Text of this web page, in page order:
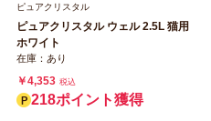
ピュアクリスタル
ピュアクリスタル ウェル 2.5L 猫用
ホワイト
在庫：あり
￥4,353 税込
218ポイント獲得